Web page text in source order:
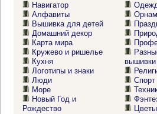
Навигатор
Алфавиты
Вышивка для детей
Домашний декор
Карта мира
Кружево и ришелье
Кухня
Логотипы и знаки
Люди
Море
Новый Год и
Рождество
вышивки
Спорт